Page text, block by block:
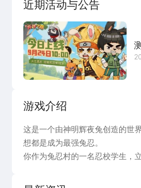
近期活动与公告
游戏介绍
这是一个由神明辉夜兔创造的世
想都是成为​​最强兔忍​​。
你作为​​兔忍村​​的一名忍校学生，